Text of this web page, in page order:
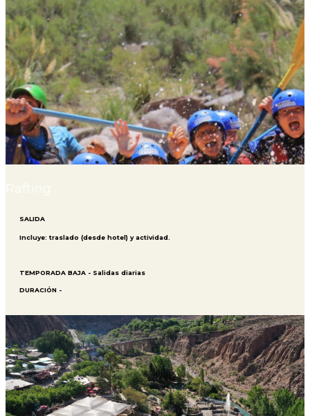
Rafting
SALIDA
Incluye: traslado (desde hotel) y actividad.
TEMPORADA BAJA - Salidas diarias
DURACIÓN -